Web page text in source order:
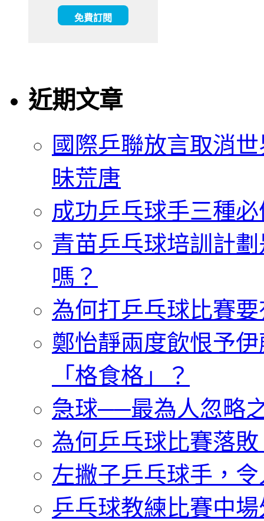
近期文章
國際乒聯放言取消
昧荒唐
成功乒乓球手三種
青苗乒乓球培訓計
嗎？
為何打乒乓球比賽
鄭怡靜兩度飲恨予
「格食格」？
急球──最為人忽略
為何乒乓球比賽落
左撇子乒乓球手，
乒乓球教練比賽中